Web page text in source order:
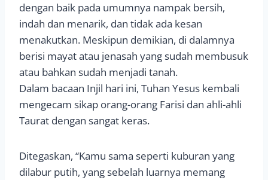
dengan baik pada umumnya nampak bersih,
indah dan menarik, dan tidak ada kesan
menakutkan. Meskipun demikian, di dalamnya
berisi mayat atau jenasah yang sudah membusuk
atau bahkan sudah menjadi tanah.
Dalam bacaan Injil hari ini, Tuhan Yesus kembali
mengecam sikap orang-orang Farisi dan ahli-ahli
Taurat dengan sangat keras.
Ditegaskan, “Kamu sama seperti kuburan yang
dilabur putih, yang sebelah luarnya memang